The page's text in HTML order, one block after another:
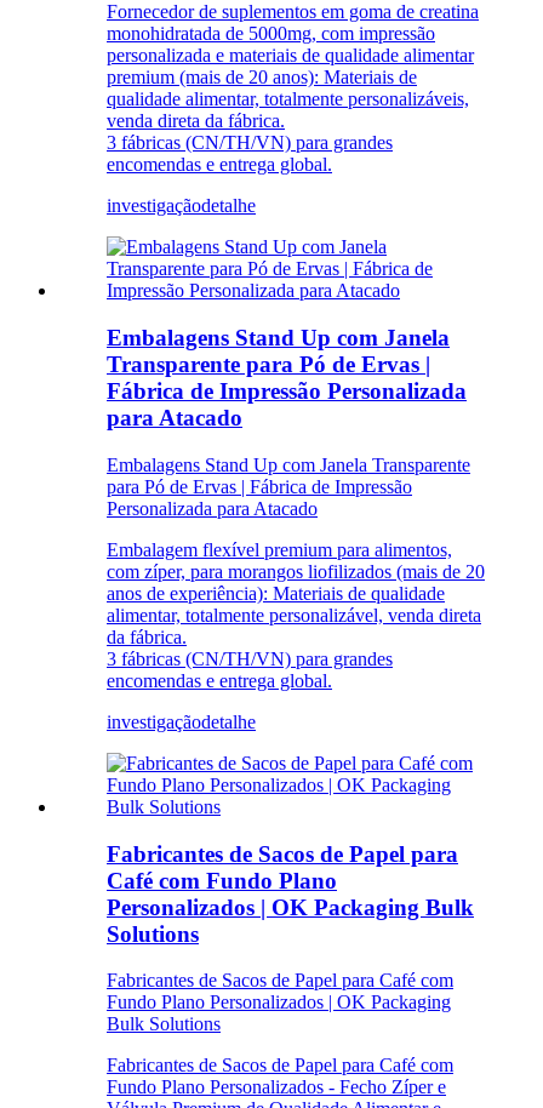
Fornecedor de suplementos em goma de creatina
monohidratada de 5000mg, com impressão
personalizada e materiais de qualidade alimentar
premium (mais de 20 anos): Materiais de
qualidade alimentar, totalmente personalizáveis,
venda direta da fábrica.
3 fábricas (CN/TH/VN) para grandes
encomendas e entrega global.
investigaçãodetalhe
Embalagens Stand Up com Janela
Transparente para Pó de Ervas |
Fábrica de Impressão Personalizada
para Atacado
Embalagens Stand Up com Janela Transparente
para Pó de Ervas | Fábrica de Impressão
Personalizada para Atacado
Embalagem flexível premium para alimentos,
com zíper, para morangos liofilizados (mais de 20
anos de experiência): Materiais de qualidade
alimentar, totalmente personalizável, venda direta
da fábrica.
3 fábricas (CN/TH/VN) para grandes
encomendas e entrega global.
investigaçãodetalhe
Fabricantes de Sacos de Papel para
Café com Fundo Plano
Personalizados | OK Packaging Bulk
Solutions
Fabricantes de Sacos de Papel para Café com
Fundo Plano Personalizados | OK Packaging
Bulk Solutions
Fabricantes de Sacos de Papel para Café com
Fundo Plano Personalizados - Fecho Zíper e